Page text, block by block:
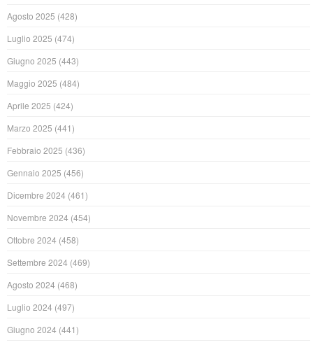
Agosto 2025 (428)
Luglio 2025 (474)
Giugno 2025 (443)
Maggio 2025 (484)
Aprile 2025 (424)
Marzo 2025 (441)
Febbraio 2025 (436)
Gennaio 2025 (456)
Dicembre 2024 (461)
Novembre 2024 (454)
Ottobre 2024 (458)
Settembre 2024 (469)
Agosto 2024 (468)
Luglio 2024 (497)
Giugno 2024 (441)